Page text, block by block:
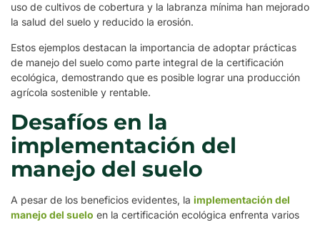
uso de cultivos de cobertura y la labranza mínima han mejorado
la salud del suelo y reducido la erosión.
Estos ejemplos destacan la importancia de adoptar prácticas
de manejo del suelo como parte integral de la certificación
ecológica, demostrando que es posible lograr una producción
agrícola sostenible y rentable.
Desafíos en la
implementación del
manejo del suelo
A pesar de los beneficios evidentes, la implementación del
manejo del suelo en la certificación ecológica enfrenta varios